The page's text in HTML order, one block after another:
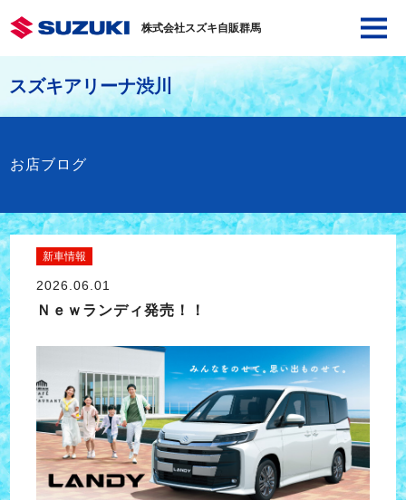
株式会社スズキ自販群馬
スズキアリーナ渋川
お店ブログ
新車情報
2026.06.01
Ｎｅｗランディ発売！！